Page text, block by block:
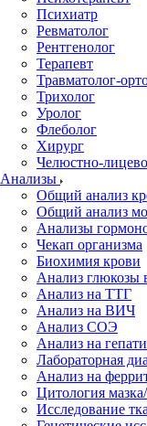
Психиатр
Ревматолог
Рентгенолог
Терапевт
Травматолог-
Трихолог
Уролог
Флеболог
Хирург
Челюстно-
Анализы
Общий анализ
Общий анализ
Анализы
Чекап организма
Биохимия крови
Анализ глюкозы
Анализ на ТТГ
Анализ на ВИЧ
Анализ СОЭ
Анализ на
Лабораторная
Анализ на
Цитология
Исследование